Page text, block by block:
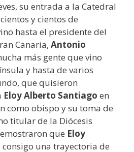
su entrada a la Catedral
y cientos de
hasta el presidente del
Canaria, Antonio
más gente que vino
y hasta de varios
que quisieron
Eloy Alberto Santiago en
como obispo y su toma de
titular de la Diócesis
que Eloy
consigo una trayectoria de